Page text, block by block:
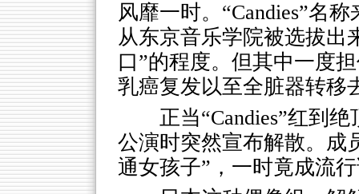
风靡一时。“Candies”名
从东京音乐学院被选拔出
口”的程度。但其中一度
乳癌复发以至全脏器转移
正当“Candies”红到
公演时突然宣布解散。成
通女孩子”，一时竟成流